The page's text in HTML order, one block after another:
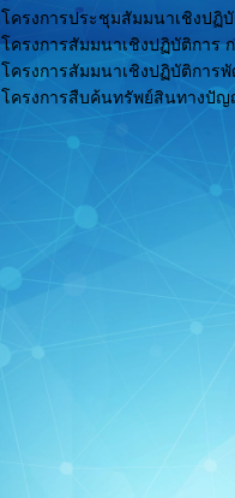
โครงการประชุมสัมมนาเชิงปฏิ
โครงการสัมมนาเชิงปฏิบัติการ
โครงการสัมมนาเชิงปฏิบัติการ
โครงการสืบค้นทรัพย์สินทางปั